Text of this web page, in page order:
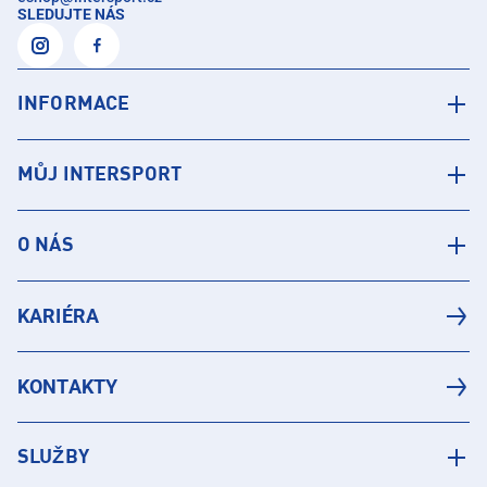
SLEDUJTE NÁS
INFORMACE
MŮJ INTERSPORT
O NÁS
KARIÉRA
KONTAKTY
SLUŽBY